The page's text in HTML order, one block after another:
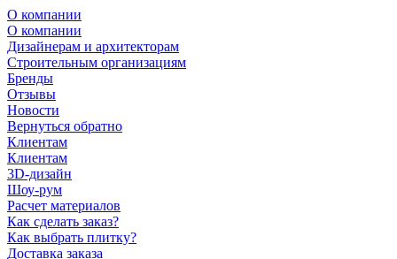
О компании
О компании
Дизайнерам и архитекторам
Строительным организациям
Бренды
Отзывы
Новости
Вернуться обратно
Клиентам
Клиентам
3D-дизайн
Шоу-рум
Расчет материалов
Как сделать заказ?
Как выбрать плитку?
Доставка заказа